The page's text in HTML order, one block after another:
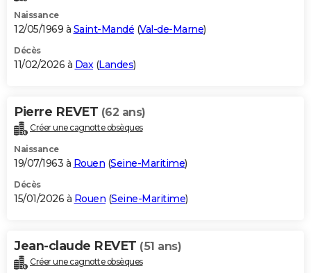
Naissance
12/05/1969 à Saint-Mandé (Val-de-Marne)
Décès
11/02/2026 à Dax(Landes)
Pierre REVET (62 ans)
Créer une cagnotte obsèques
Naissance
19/07/1963 à Rouen (Seine-Maritime)
Décès
15/01/2026 à Rouen (Seine-Maritime)
Jean-claude REVET (51 ans)
Créer une cagnotte obsèques